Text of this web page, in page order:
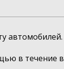
автомобилей.
в течение